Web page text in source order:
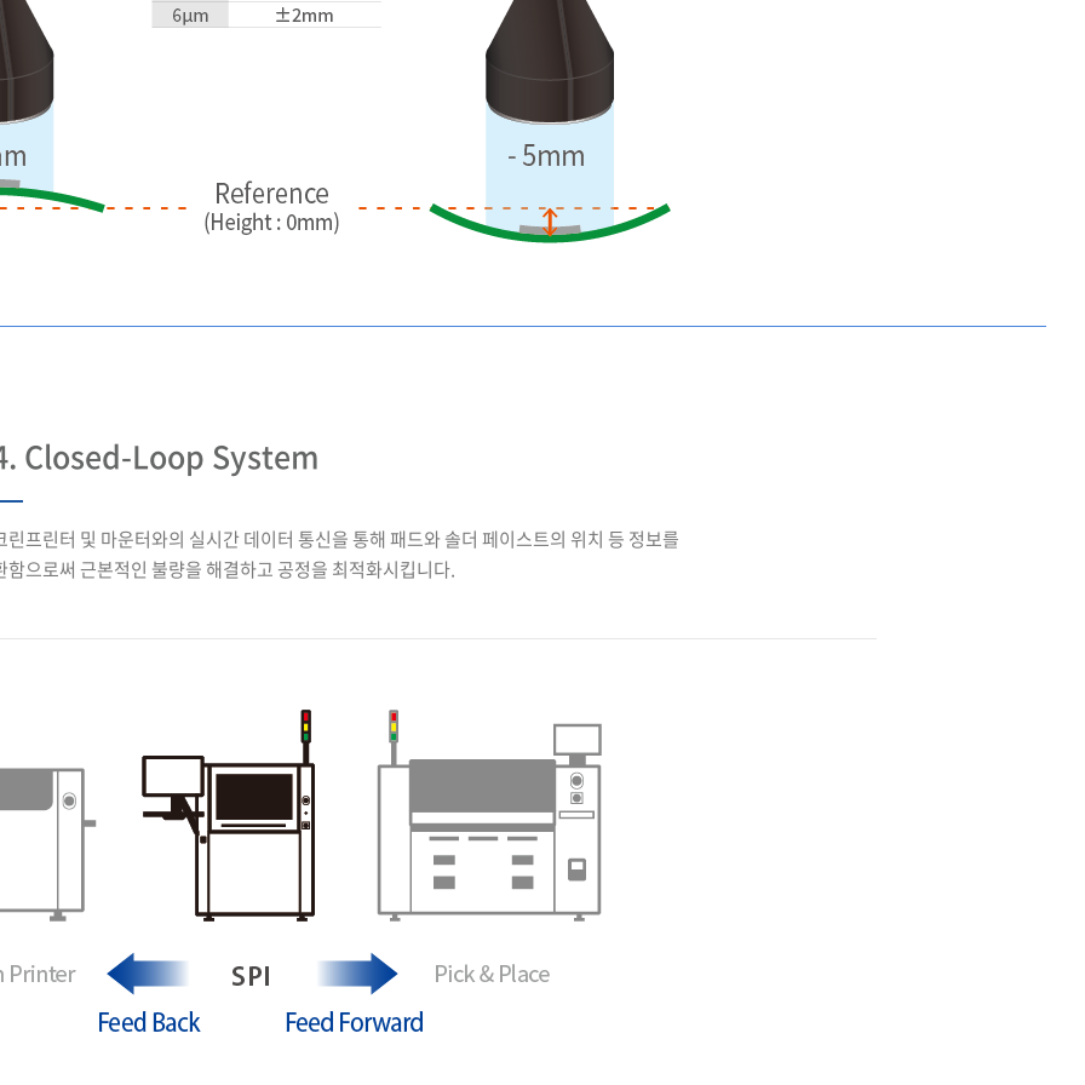
Closed-Loop System
린프린터 및 마운터와의 실시간 데이터 통신을 통해 패드와 솔더 페이스트의 위치 등 정보를
함으로써 근본적인 불량을 해결하고 공정을 최적화시킵니다.